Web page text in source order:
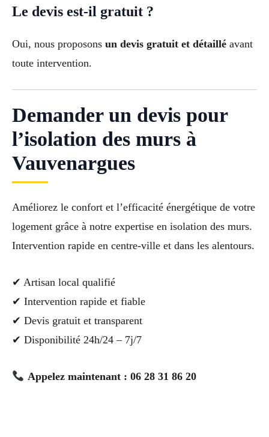
Le devis est-il gratuit ?
Oui, nous proposons un devis gratuit et détaillé avant
toute intervention.
Demander un devis pour
l’isolation des murs à
Vauvenargues
Améliorez le confort et l’efficacité énergétique de votre
logement grâce à notre expertise en isolation des murs.
Intervention rapide en centre-ville et dans les alentours.
✔ Artisan local qualifié
✔ Intervention rapide et fiable
✔ Devis gratuit et transparent
✔ Disponibilité 24h/24 – 7j/7
Appelez maintenant : 06 28 31 86 20